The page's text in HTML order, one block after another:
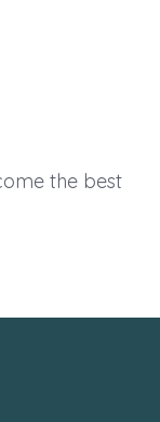
the best